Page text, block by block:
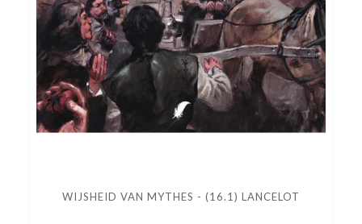
WIJSHEID VAN MYTHES - (16.1) LANCELOT